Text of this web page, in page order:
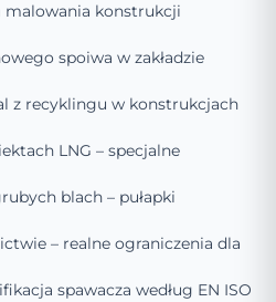
konstrukcji
spoiwa w zakładzie
z recyklingu w konstrukcjach
LNG – specjalne
blach – pułapki
– realne ograniczenia dla
spawacza według EN ISO